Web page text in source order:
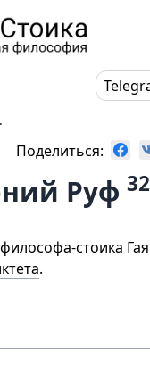
Поделиться:
Руф 32
стоика
.